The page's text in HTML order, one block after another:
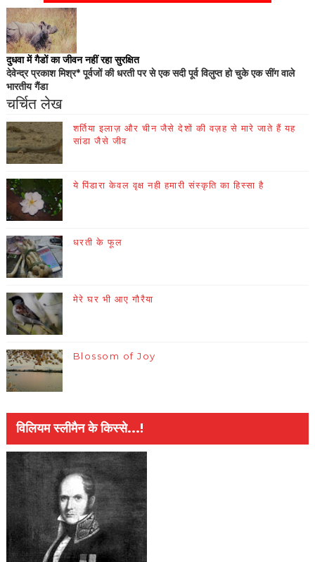
दुधवा में गैडों का जीवन नहीं रहा सुरक्षित
देवेन्द्र प्रकाश मिश्र* पूर्वजों की धरती पर से एक सदी पूर्व विलुप्त हो चुके एक सींग वाले
भारतीय गैंडा
चर्चित लेख
शर्तिया इलाज़ और चीन जैसे देशों की वज़ह से मारे जाते हैं यह
सांडा जैसे जीव
ये पिंडारा केवल वृक्ष नही हमारी संस्कृति का हिस्सा है
धरती के फूल
मेरे घर भी आए गौरैया
Blossom of Joy
विलियम स्लीमैन के किस्से...!